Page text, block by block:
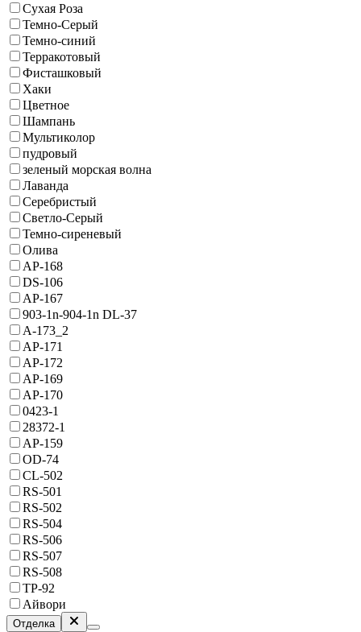
Сухая Роза
Темно-Серый
Темно-синий
Терракотовый
Фисташковый
Хаки
Цветное
Шампань
Мультиколор
пудровый
зеленый морская волна
Лаванда
Серебристый
Светло-Серый
Темно-сиреневый
Олива
AP-168
DS-106
AP-167
903-1n-904-1n DL-37
A-173_2
AP-171
AP-172
AP-169
AP-170
0423-1
28372-1
AP-159
OD-74
CL-502
RS-501
RS-502
RS-504
RS-506
RS-507
RS-508
TP-92
Айвори
Отделка